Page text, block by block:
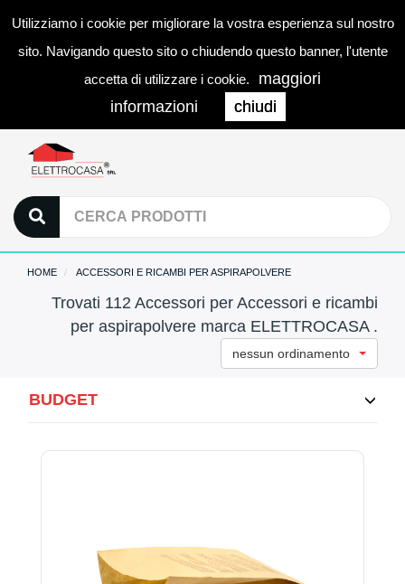
Utilizziamo i cookie per migliorare la vostra esperienza sul nostro
sito. Navigando questo sito o chiudendo questo banner, l'utente
accetta di utilizzare i cookie.
maggiori
informazioni
chiudi
0
HOME ACCESSORI E RICAMBI PER ASPIRAPOLVERE
Trovati 112 Accessori per Accessori e ricambi
per aspirapolvere marca ELETTROCASA .
nessun ordinamento
BUDGET